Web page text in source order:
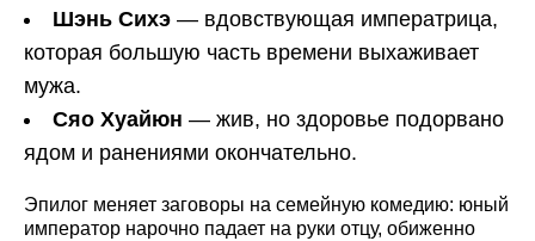
Шэнь Сихэ — вдовствующая императрица,
которая большую часть времени выхаживает
мужа.
Сяо Хуайюн — жив, но здоровье подорвано
ядом и ранениями окончательно.
Эпилог меняет заговоры на семейную комедию: юный
император нарочно падает на руки отцу, обиженно